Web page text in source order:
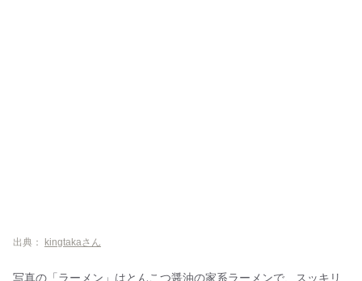
出典： kingtakaさん
写真の「ラーメン」はとんこつ醤油の家系ラーメンで、スッキリ